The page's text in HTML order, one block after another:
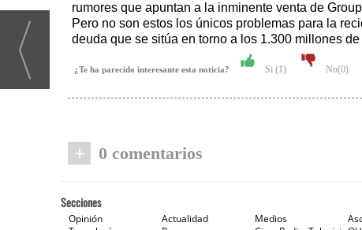
rumores que apuntan a la inminente venta de
Pero no son estos los únicos problemas para la
deuda que se sitúa en torno a los 1.300 millones
¿Te ha parecido interesante esta noticia? Si (1) No(0)
+ 0 comentarios
Secciones
Opinión Actualidad Medios